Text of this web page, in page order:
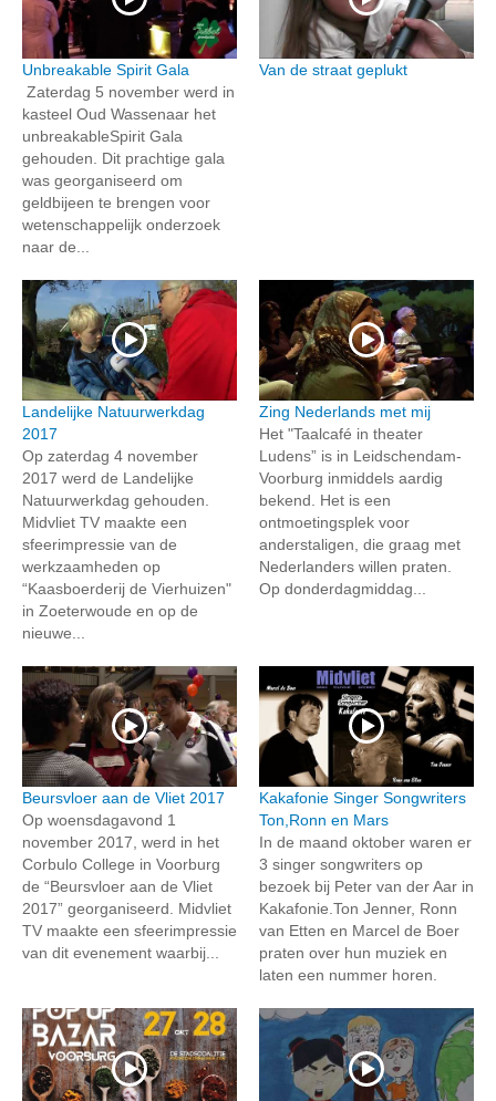
Unbreakable Spirit Gala
Zaterdag 5 november werd in
kasteel Oud Wassenaar het
unbreakableSpirit Gala
gehouden. Dit prachtige gala
was georganiseerd om
geldbijeen te brengen voor
wetenschappelijk onderzoek
naar de...
Van de straat geplukt
Landelijke Natuurwerkdag
2017
Op zaterdag 4 november
2017 werd de Landelijke
Natuurwerkdag gehouden.
Midvliet TV maakte een
sfeerimpressie van de
werkzaamheden op
“Kaasboerderij de Vierhuizen"
in Zoeterwoude en op de
nieuwe...
Zing Nederlands met mij
Het "Taalcafé in theater
Ludens” is in Leidschendam-
Voorburg inmiddels aardig
bekend. Het is een
ontmoetingsplek voor
anderstaligen, die graag met
Nederlanders willen praten.
Op donderdagmiddag...
Beursvloer aan de Vliet 2017
Op woensdagavond 1
november 2017, werd in het
Corbulo College in Voorburg
de “Beursvloer aan de Vliet
2017” georganiseerd. Midvliet
TV maakte een sfeerimpressie
van dit evenement waarbij...
Kakafonie Singer Songwriters
Ton,Ronn en Mars
In de maand oktober waren er
3 singer songwriters op
bezoek bij Peter van der Aar in
Kakafonie.Ton Jenner, Ronn
van Etten en Marcel de Boer
praten over hun muziek en
laten een nummer horen.